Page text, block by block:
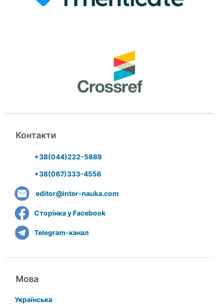
Контакти
+38(044)222-5889
+38(067)333-4556
editor@inter-nauka.com
Сторінка у Facebook
Telegram-канал
Мова
Українська